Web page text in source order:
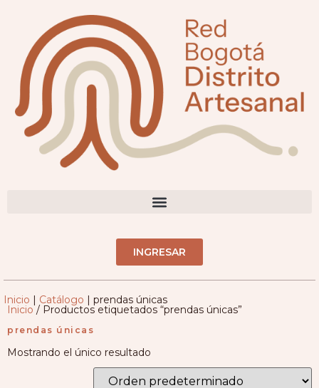
INGRESAR
Inicio | Catálogo | prendas únicas
Inicio/ Productos etiquetados “prendas únicas”
prendas únicas
Mostrando el único resultado